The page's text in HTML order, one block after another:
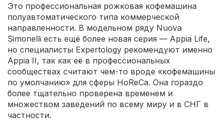
Это профессиональная рожковая кофемашина
полуавтоматического типа коммерческой
направленности. В модельном ряду Nuova
Simonelli есть ещё более новая серия — Appia Life,
но специалисты Expertology рекомендуют именно
Appia II, так как её в профессиональных
сообществах считают чем-то вроде «кофемашины
по умолчанию» для сферы HoReCa. Она гораздо
более тщательно проверена временем и
множеством заведений по всему миру и в СНГ в
частности.